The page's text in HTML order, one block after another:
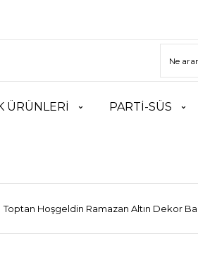
ÜRÜNLERİ PARTİ-SÜS
Toptan Hoşgeldin Ramazan Altın Dekor